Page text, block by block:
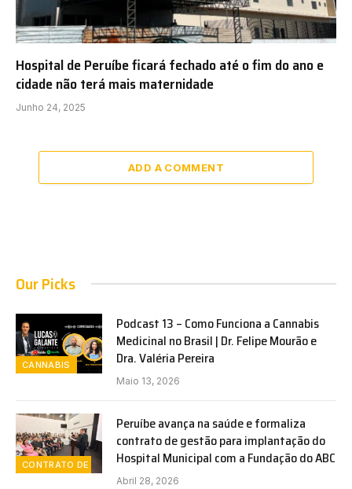
Hospital de Peruíbe ficará fechado até o fim do ano e
cidade não terá mais maternidade
Junho 24, 2025
ADD A COMMENT
Our Picks
CANNABIS
Podcast 13 – Como Funciona a Cannabis
Medicinal no Brasil | Dr. Felipe Mourão e
Dra. Valéria Pereira
Maio 13, 2026
CONTRATO DE GESTÃO
Peruíbe avança na saúde e formaliza
contrato de gestão para implantação do
Hospital Municipal com a Fundação do ABC
Abril 28, 2026